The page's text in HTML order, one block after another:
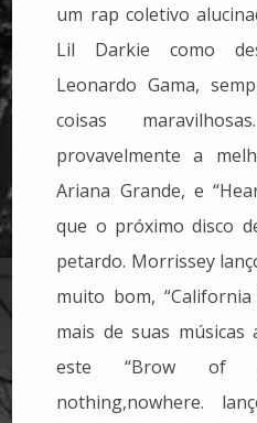
um rap coletivo
Lil Darkie como
Leonardo Gama,
coisas
provavelmente a
Ariana Grande, e
que o próximo disco
petardo. Morrissey
muito bom,
mais de suas músicas
este “Brow of
nothing,nowhere.